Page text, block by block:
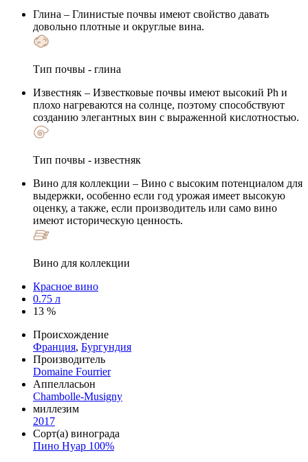
Глина – Глинистые почвы имеют свойство давать
довольно плотные и округлые вина.
Тип почвы - глина
Известняк – Известковые почвы имеют высокий Ph и
плохо нагреваются на солнце, поэтому способствуют
созданию элегантных вин с выраженной кислотностью.
Тип почвы - известняк
Вино для коллекции – Вино с высоким потенциалом для
выдержки, особенно если год урожая имеет высокую
оценку, а также, если производитель или само вино
имеют историческую ценность.
Вино для коллекции
Красное вино
0.75 л
13 %
Происхождение
Франция, Бургундия
Производитель
Domaine Fourrier
Аппелласьон
Chambolle-Musigny
миллезим
2017
Сорт(а) винограда
Пино Нуар 100%